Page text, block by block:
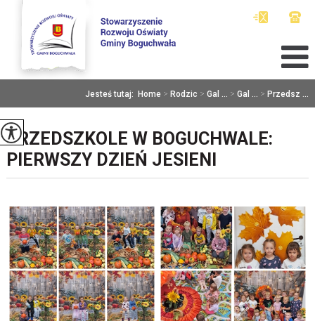
Jesteś tutaj: Home > Rodzic > Gal ... > Gal ... > Przedsz ...
PRZEDSZKOLE W BOGUCHWALE:
PIERWSZY DZIEŃ JESIENI